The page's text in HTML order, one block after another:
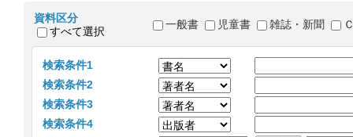
資料区分
すべて選択
一般書 児童書 雑誌・新聞
検索条件1
検索条件2
検索条件3
検索条件4